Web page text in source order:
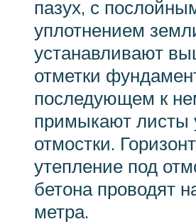
пазух, с
уплотнением
устанавливают
отметки
последующем к
примыкают листы
отмостки.
утепление под
бетона проводят
метра.